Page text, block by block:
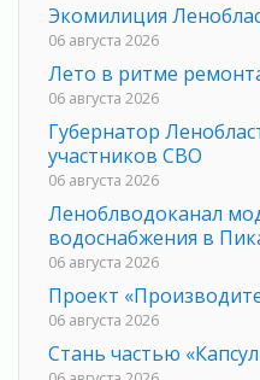
Экомилиция
06 августа 2026
Лето в ритме
06 августа 2026
Губернатор
участников СВО
06 августа 2026
Леноблводоканал
водоснабжения в
06 августа 2026
Проект
06 августа 2026
Стань частью